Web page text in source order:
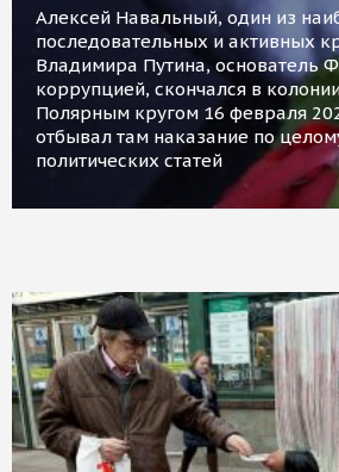
Алексей Навальный, один из
последовательных и активных
Владимира Путина, основатель
коррупцией, скончался в
Полярным кругом 16 февраля
отбывал там наказание по
политических статей